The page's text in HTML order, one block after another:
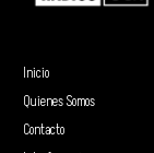
Inicio
Quienes Somos
Contacto